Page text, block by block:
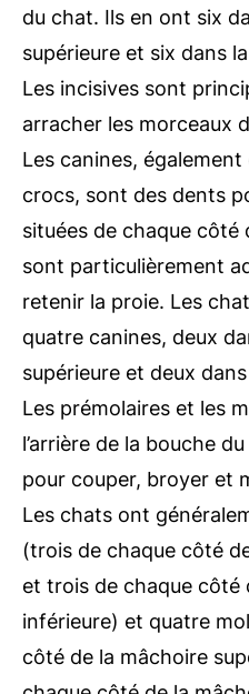
du chat. Ils en ont six
supérieure et six dans
Les incisives sont
arracher les morceaux
Les canines,
crocs, sont des dents
situées de chaque côté
sont particulièrement
retenir la proie. Les
quatre canines, deux
supérieure et deux
Les prémolaires et les
l’arrière de la bouche
pour couper, broyer et
Les chats ont
(trois de chaque côté
et trois de chaque côté
inférieure) et quatre
côté de la mâchoire